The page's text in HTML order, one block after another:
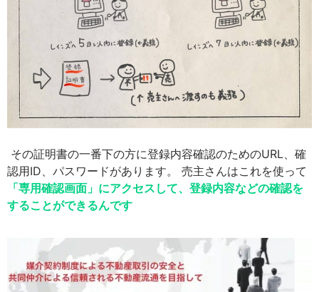
その証明書の一番下の方に登録内容確認のためのURL、確
認用ID、パスワードがあります。 売主さんはこれを使って
「専用確認画面」にアクセスして、登録内容などの確認を
することができるんです